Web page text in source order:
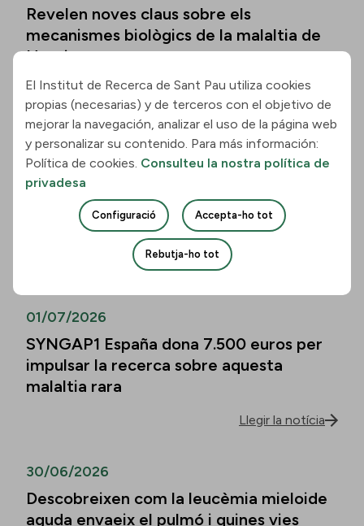
Revelen noves claus sobre els
mecanismes biològics de la malaltia de
Huntington
Llegir la notícia
01/07/2026
Els biomarcadors de la malaltia
d’Alzheimer permeten predir el
deteriorament cognitiu també en
persones de més de vuitanta anys
01/07/2026
SYNGAP1 España dona 7.500 euros per
impulsar la recerca sobre aquesta
malaltia rara
Llegir la notícia
30/06/2026
Descobreixen com la leucèmia mieloide
aguda envaeix el pulmó i quines vies
El Institut de Recerca de Sant Pau utiliza cookies
propias (necesarias) y de terceros con el objetivo de
mejorar la navegación, analizar el uso de la página web
y personalizar su contenido. Para más información:
Política de cookies. Consulteu la nostra política de
privadesa
Configuració Accepta-ho tot
Rebutja-ho tot